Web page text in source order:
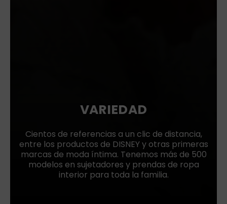
VARIEDAD
Cientos de referencias a un clic de distancia,
entre los productos de DISNEY y otras primeras
marcas de moda íntima. Tenemos más de 500
modelos en sujetadores y prendas de ropa
interior para toda la familia.